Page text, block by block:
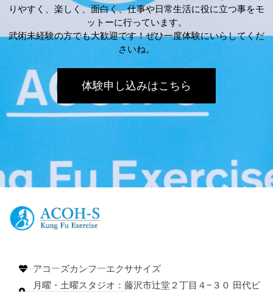
りやすく、楽しく、面白く、仕事や日常生活に役に立つ事をモ
ットーに行っています。
武術未経験の方でも大歓迎です！ぜひ一度体験にいらしてくだ
さいね。
体験申し込みはこちら
アコーズカンフーエクササイズ
月曜・土曜スタジオ：藤沢市辻堂２丁目４−３０ 田代ビ